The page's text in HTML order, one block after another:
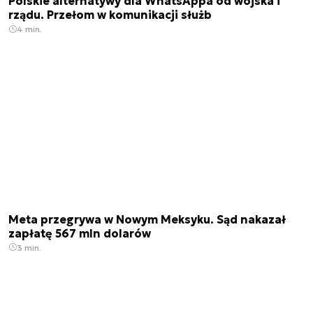
rządu. Przełom w komunikacji służb
4 min.
Meta przegrywa w Nowym Meksyku. Sąd nakazał
zapłatę 567 mln dolarów
3 min.